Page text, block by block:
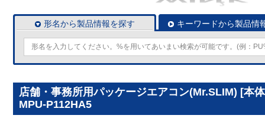
形名から製品情報を探す キーワードから製品情
店舗・事務所用パッケージエアコン(Mr.SLIM) [本
MPU-P112HA5